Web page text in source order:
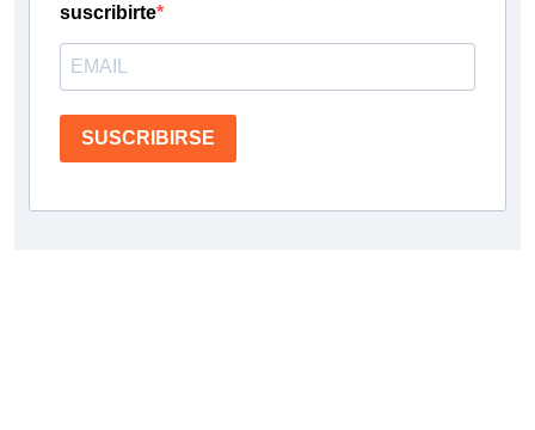
suscribirte
SUSCRIBIRSE